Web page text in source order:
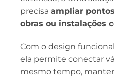
precisa ampliar
obras ou instalações
Com o design
ela permite conectar
mesmo tempo,